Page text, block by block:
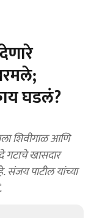
घडलं?
शिवीगाळ आणि
गटाचे खासदार